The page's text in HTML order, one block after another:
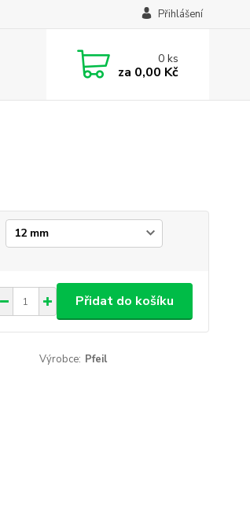
Přihlášení
0ks
za 0,00 Kč
Přidat do košíku
Výrobce: Pfeil